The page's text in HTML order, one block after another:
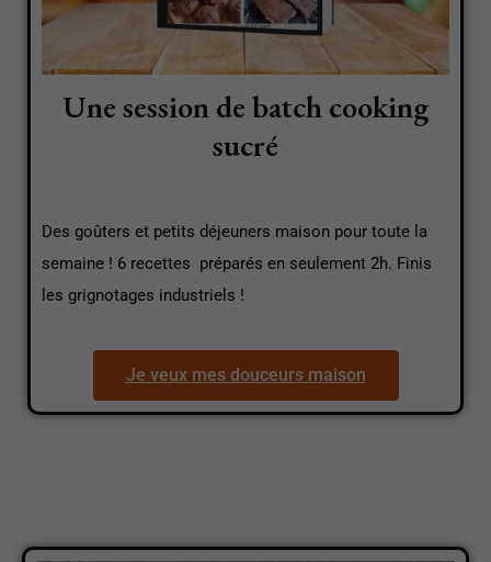
Une session de batch cooking
sucré
Des goûters et petits déjeuners maison pour toute la
semaine ! 6 recettes préparés en seulement 2h. Finis
les grignotages industriels !
Je veux mes douceurs maison